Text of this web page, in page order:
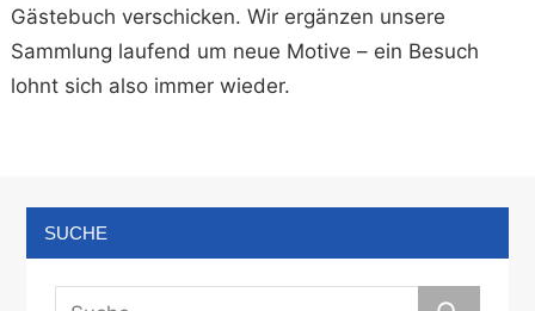
Gästebuch verschicken. Wir ergänzen unsere
Sammlung laufend um neue Motive – ein Besuch
lohnt sich also immer wieder.
SUCHE